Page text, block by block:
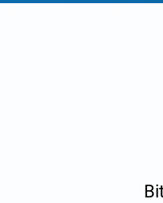
Ihrer DSGVO Einstellungen